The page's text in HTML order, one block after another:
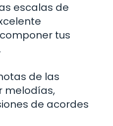
escalas de
tus
de las
melodías,
de acordes